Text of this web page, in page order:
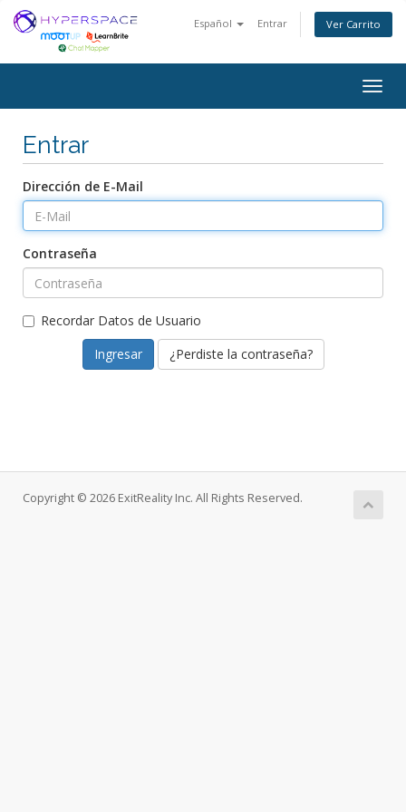
Español Entrar Ver Carrito
Entrar
Dirección de E-Mail
Contraseña
Recordar Datos de Usuario
¿Perdiste la contraseña?
Copyright © 2026 ExitReality Inc. All Rights Reserved.